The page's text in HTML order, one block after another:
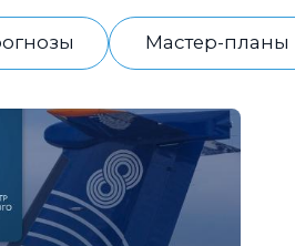
Мастер-планы